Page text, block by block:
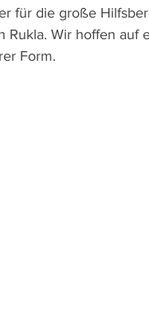
für die große
Rukla. Wir hoffen auf
Form.